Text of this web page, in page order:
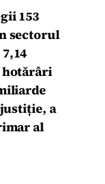
153
sectorul
a
al